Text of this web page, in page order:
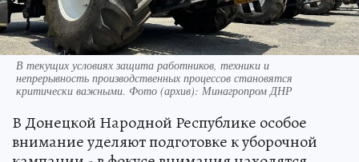
В текущих условиях защита работников, техники и
непрерывность производственных процессов становятся
критически важными. Фото (архив): Минагропром ДНР
В Донецкой Народной Республике особое
внимание уделяют подготовке к уборочной